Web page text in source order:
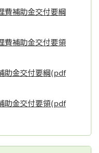
費補助金交付要綱
費補助金交付要領
助金交付要綱(pdf
助金交付要領(pdf